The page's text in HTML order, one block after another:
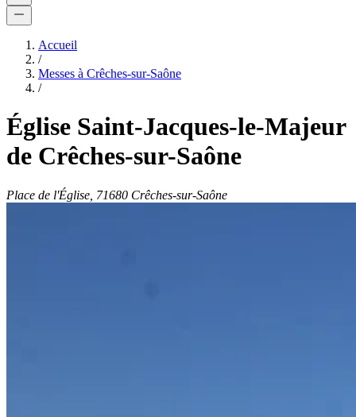
Accueil
/
Messes à Crêches-sur-Saône
/
Église Saint-Jacques-le-Majeur
de Crêches-sur-Saône
Place de l'Église, 71680 Crêches-sur-Saône